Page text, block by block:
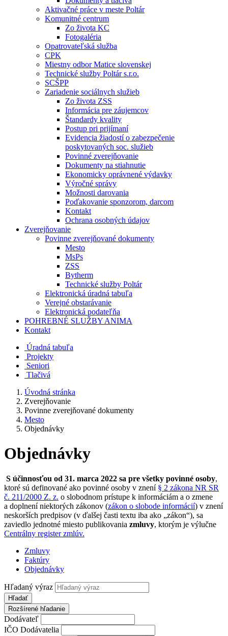
Aktivačné práce v meste Poltár
Komunitné centrum
Zo života KC
Fotogaléria
Opatrovateľská služba
CPK
Miestny odbor Matice slovenskej
Technické služby Poltár s.r.o.
SCŠPP
Zariadenie sociálnych služieb
Zo života ZSS
Informácia pre záujemcov
Štandardy kvality
Postup pri prijímaní
Evidencia žiadostí o zabezpečenie
poskytovaných soc. služieb
Povinné zverejňovanie
Dokumenty na stiahnutie
Ekonomicky oprávnené výdavky
Výročné správy
Možnosti darovania
Poďakovanie sponzorom, darcom
Kontakt
Ochrana osobných údajov
Zverejňovanie
Povinne zverejňované dokumenty
Mesto
MsPs
ZSS
Bytherm
Technické služby Poltár
Elektronická úradná tabuľa
Verejné obstarávanie
Elektronická podateľňa
POHREBNÉ SLUŽBY ANIMA
Kontakt
Úradná tabuľa
Projekty
Seniori
Tlačivá
Úvodná stránka
Zverejňovanie
Povinne zverejňované dokumenty
Mesto
Objednávky
Objednávky
S účinnosťou od 31. marca 2022 sa pre všetky povinné osoby,
ktoré sú definované ako povinné osoby v znení § 2 zákona NR SR
č. 211/2000 Z. z. o slobodnom prístupe k informáciám a o zmene
a doplnení niektorých zákonov (zákon o slobode informácií) v znení
neskorších predpisov (v ďalšej časti textu iba ako „zákon“), sa
zaviedlo jednotné miesto publikovania zmluvy, ktorým je výlučne
Centrálny register zmlúv.
Zmluvy
Faktúry
Objednávky
Hľadaný výraz
Hľadať
Rozšírené hľadanie
Dodávateľ
IČO Dodávatelia